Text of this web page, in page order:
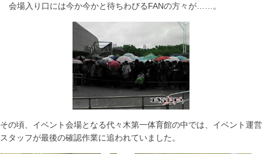
会場入り口には今か今かと待ちわびるFANの方々が……。
その頃、イベント会場となる代々木第一体育館の中では、イベント運営
スタッフが最後の確認作業に追われていました。